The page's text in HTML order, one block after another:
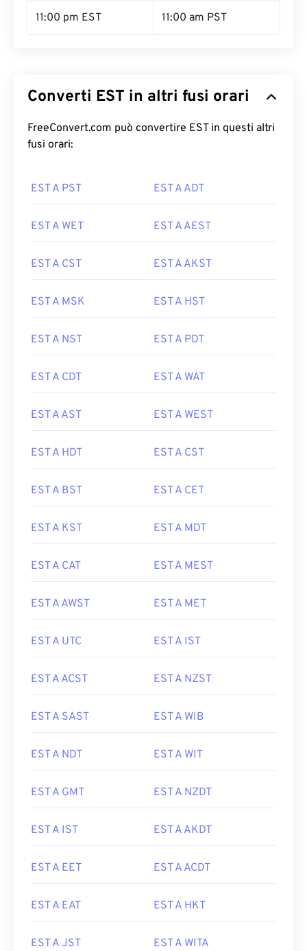
11:00 pm EST 11:00 am PST
Converti EST in altri fusi orari
FreeConvert.com può convertire EST in questi altri
fusi orari:
EST A PST EST A ADT
EST A WET EST A AEST
EST A CST EST A AKST
EST A MSK EST A HST
EST A NST EST A PDT
EST A CDT EST A WAT
EST A AST EST A WEST
EST A HDT EST A CST
EST A BST EST A CET
EST A KST EST A MDT
EST A CAT EST A MEST
EST A AWST EST A MET
EST A UTC EST A IST
EST A ACST EST A NZST
EST A SAST EST A WIB
EST A NDT EST A WIT
EST A GMT EST A NZDT
EST A IST EST A AKDT
EST A EET EST A ACDT
EST A EAT EST A HKT
EST A JST EST A WITA